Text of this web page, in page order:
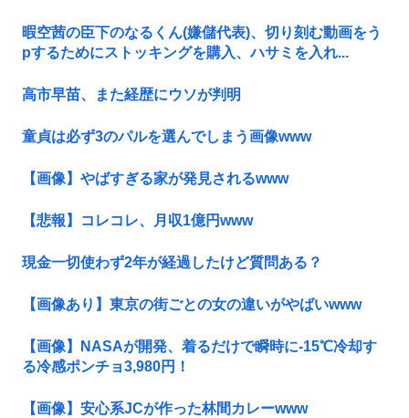
暇空茜の臣下のなるくん(嫌儲代表)、切り刻む動画をう
pするためにストッキングを購入、ハサミを入れ...
高市早苗、また経歴にウソが判明
童貞は必ず3のパルを選んでしまう画像www
【画像】やばすぎる家が発見されるwww
【悲報】コレコレ、月収1億円www
現金一切使わず2年が経過したけど質問ある？
【画像あり】東京の街ごとの女の違いがやばいwww
【画像】NASAが開発、着るだけで瞬時に-15℃冷却す
る冷感ポンチョ3,980円！
【画像】安心系JCが作った林間カレーwww